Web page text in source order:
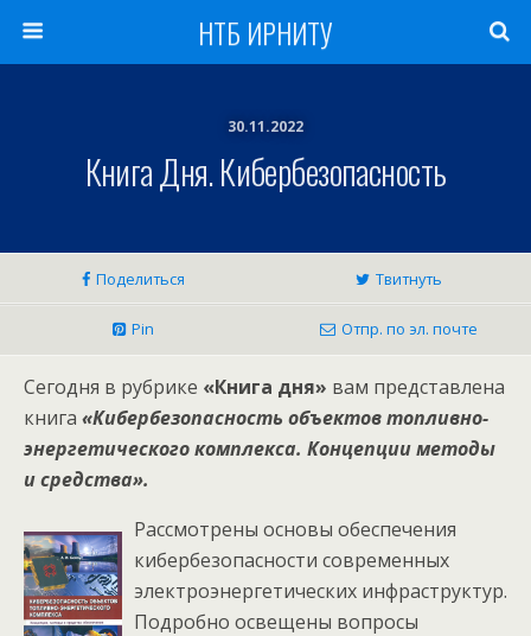
НТБ ИРНИТУ
30.11.2022
Книга Дня. Кибербезопасность
Поделиться Твитнуть
Pin Отпр. по эл. почте
Сегодня в рубрике «Книга дня» вам представлена
книга «Кибербезопасность объектов топливно-
энергетического комплекса. Концепции методы
и средства».
Рассмотрены основы обеспечения
кибербезопасности современных
электроэнергетических инфраструктур.
Подробно освещены вопросы